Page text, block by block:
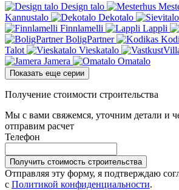
Design talo
Kannustalo
Dekotalo
Finnlamelli
Lappli
BoligPartner
Talot
Vieskatalo
Jamera
Omatalo
Показать еще серии
Получение стоимости строительства
Мы с вами свяжемся, уточним детали и
отправим расчет
Телефон
Получить стоимость строительства
Отправляя эту форму, я подтверждаю
с Политикой конфиденциальности.